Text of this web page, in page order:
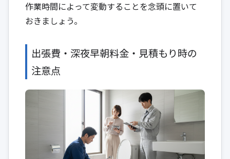
作業時間によって変動することを念頭に置いて
おきましょう。
出張費・深夜早朝料金・見積もり時の
注意点